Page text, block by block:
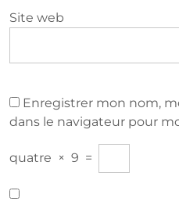
Site web
Enregistrer mon nom,
dans le navigateur pour
quatre × 9 =